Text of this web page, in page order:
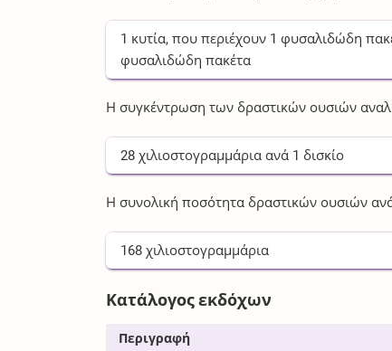
1 κυτία, που περιέχουν 1 φυσαλιδώδη
φυσαλιδώδη πακέτα
Η συγκέντρωση των δραστικών ουσιών
28 χιλιοστογραμμάρια ανά 1 δισκίο
Η συνολική ποσότητα δραστικών ουσιών
168 χιλιοστογραμμάρια
Κατάλογος εκδόχων
Περιγραφή